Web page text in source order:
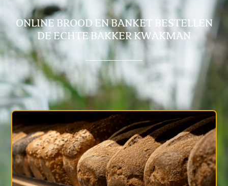
ONLINE BROOD EN BANKET BESTELLEN
DE ECHTE BAKKER KWAKMAN